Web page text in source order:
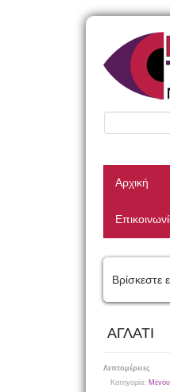
Αρχική
Βρίσκεστε
ΑΓΛΑΤΙ
Λεπτομέρειες
Κατηγορία: